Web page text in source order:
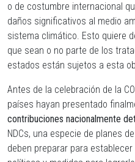
o de costumbre internacional
daños significativos al medio
sistema climático. Esto quiere
que sean o no parte de los
estados están sujetos a esta
Antes de la celebración de la
países hayan presentado
contribuciones nacionalmente
NDCs, una especie de planes
deben preparar para